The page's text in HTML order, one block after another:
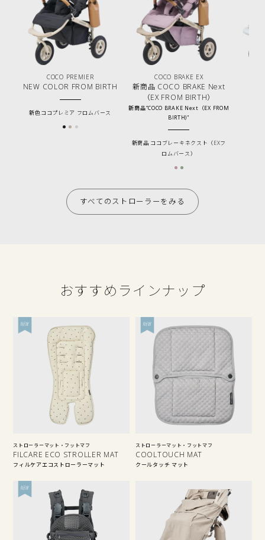
COCO PREMIER
NEW COLOR FROM BIRTH
新色ココプレミア フロムバース
COCO BRAKE EX
新商品 COCO BRAKE Next
（EX FROM BIRTH）
新商品”COCO BRAKE Next（EX FROM
BIRTH)"
新商品 ココブレーキネクスト（EXフ
ロムバース）
すべてのストローラーをみる
おすすめラインナップ
ストローラーマット・フットマフ
FILCARE ECO STROLLER MAT
フィルケアエコストローラーマット
ストローラーマット・フットマフ
COOLTOUCH MAT
クールタッチ マット